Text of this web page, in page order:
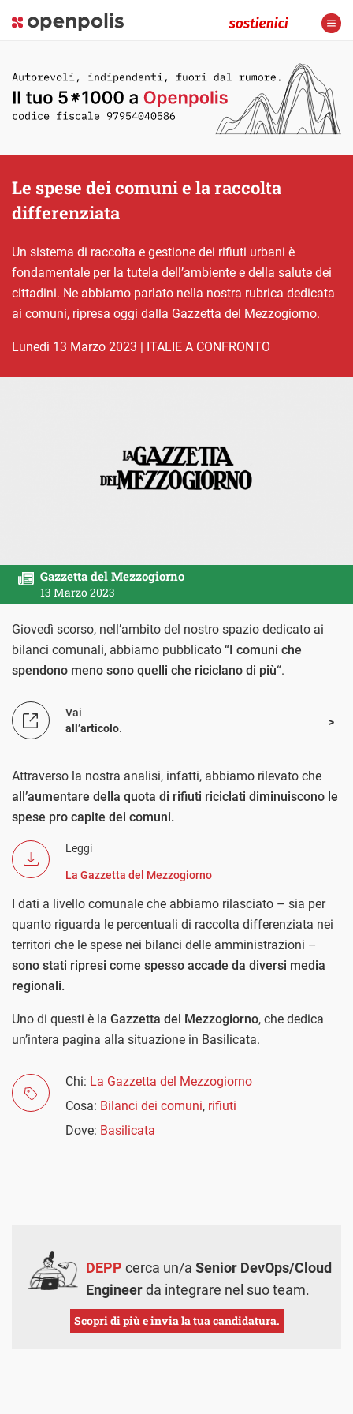
Le spese dei comuni e la raccolta
differenziata
Un sistema di raccolta e gestione dei rifiuti urbani è
fondamentale per la tutela dell’ambiente e della salute dei
cittadini. Ne abbiamo parlato nella nostra rubrica dedicata
ai comuni, ripresa oggi dalla Gazzetta del Mezzogiorno.
lunedì 13 Marzo 2023 | ITALIE A CONFRONTO
Gazzetta del Mezzogiorno
13 Marzo 2023
Giovedì scorso, nell’ambito del nostro spazio dedicato ai
bilanci comunali, abbiamo pubblicato “I comuni che
spendono meno sono quelli che riciclano di più“.
Vai
all’articolo.
Attraverso la nostra analisi, infatti, abbiamo rilevato che
all’aumentare della quota di rifiuti riciclati diminuiscono le
spese pro capite dei comuni.
Leggi
La Gazzetta del Mezzogiorno
I dati a livello comunale che abbiamo rilasciato – sia per
quanto riguarda le percentuali di raccolta differenziata nei
territori che le spese nei bilanci delle amministrazioni –
sono stati ripresi come spesso accade da diversi media
regionali.
Uno di questi è la Gazzetta del Mezzogiorno, che dedica
un’intera pagina alla situazione in Basilicata.
Chi: La Gazzetta del Mezzogiorno
Cosa: Bilanci dei comuni, rifiuti
Dove: Basilicata
DEPP cerca un/a Senior DevOps/Cloud
Engineerda integrare nel suo team.
Scopri di più e invia la tua candidatura.